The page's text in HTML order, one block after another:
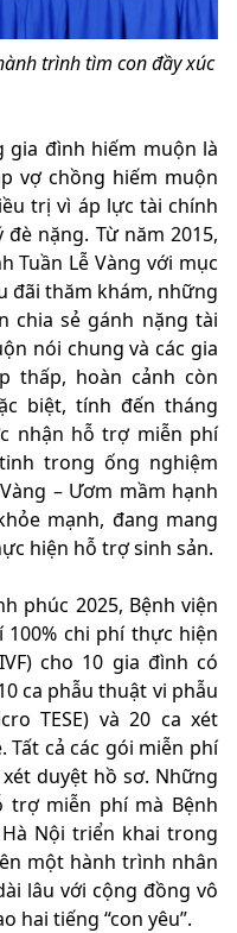
trình tìm con đầy xúc
gia đình hiếm muộn là
vợ chồng hiếm muộn
trị vì áp lực tài chính
nặng. Từ năm 2015,
Tuần Lễ Vàng với mục
đãi thăm khám, những
chia sẻ gánh nặng tài
nói chung và các gia
thấp, hoàn cảnh còn
biệt, tính đến tháng
nhận hỗ trợ miễn phí
trong ống nghiệm
– Ươm mầm hạnh
mạnh, đang mang
hiện hỗ trợ sinh sản.
phúc 2025, Bệnh viện
chi phí thực hiện
cho 10 gia đình có
ca phẫu thuật vi phẫu
TESE) và 20 ca xét
Tất cả các gói miễn phí
duyệt hồ sơ. Những
trợ miễn phí mà Bệnh
Nội triển khai trong
một hành trình nhân
lâu với cộng đồng vô
hai tiếng “con yêu”.